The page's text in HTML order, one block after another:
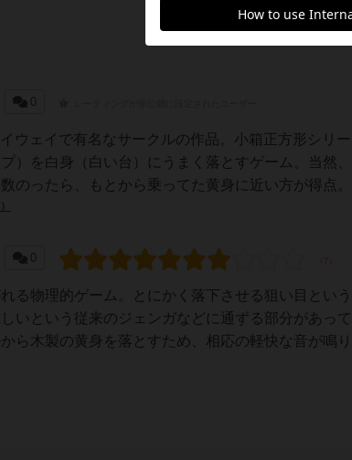
0
ウェイで有名なサークルの作品。小箱正方形シリ
）を白身（白い台）にうまく落とすゲーム。当然
のったら、もとから乗ってた黄身に近い方が得点
0
る物理的ゲーム。とにかく落下させる狙い目とい
いという従来のジェンガなどに通ずる部分があっ
ら木製の黄身を落とすため、相応の軽快な音が鳴